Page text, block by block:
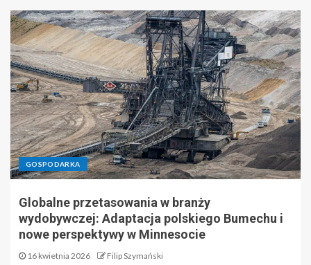
GOSPODARKA
Globalne przetasowania w branży
wydobywczej: Adaptacja polskiego Bumechu i
nowe perspektywy w Minnesocie
16 kwietnia 2026 Filip Szymański